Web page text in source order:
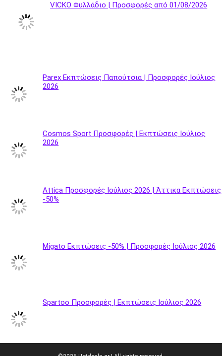
VICKO Φυλλάδιο | Προσφορές από 01/08/2026
Parex Εκπτώσεις Παπούτσια | Προσφορές Ιούλιος
2026
Cosmos Sport Προσφορές | Εκπτώσεις Ιούλιος
2026
Attica Προσφορές Ιούλιος 2026 | Άττικα Εκπτώσεις
-50%
Migato Εκπτώσεις -50% | Προσφορές Ιούλιος 2026
Spartoo Προσφορές | Εκπτώσεις Ιούλιος 2026